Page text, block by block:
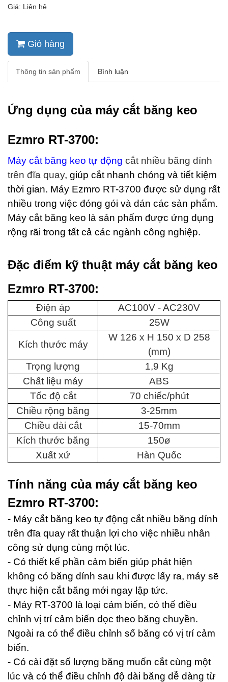
Giá: Liên hệ
Giỏ hàng
Thông tin sản phẩm Bình luận
Ứng dụng của máy cắt băng keo
Ezmro RT-3700:
Máy cắt băng keo tự động cắt nhiều băng dính
trên đĩa quay, giúp cắt nhanh chóng và tiết kiệm
thời gian. Máy Ezmro RT-3700 được sử dụng rất
nhiều trong việc đóng gói và dán các sản phẩm.
Máy cắt băng keo là sản phẩm được ứng dụng
rộng rãi trong tất cả các ngành công nghiệp.
Đặc điểm kỹ thuật máy cắt băng keo
Ezmro RT-3700:
Điện áp
AC100V - AC230V
Công suất
25W
Kích thước máy
W 126 x H 150 x D 258
(mm)
Trọng lượng
1,9 Kg
Chất liệu máy
ABS
Tốc độ cắt
70 chiếc/phút
Chiều rộng băng
3-25mm
Chiều dài cắt
15-70mm
Kích thước băng
150ø
Xuất xứ
Hàn Quốc
Tính năng của máy cắt băng keo
Ezmro RT-3700:
- Máy cắt băng keo tự động cắt nhiều băng dính
trên đĩa quay rất thuận lợi cho việc nhiều nhân
công sử dụng cùng một lúc.
- Có thiết kế phần cảm biến giúp phát hiện
không có băng dính sau khi được lấy ra, máy sẽ
thực hiện cắt băng mới ngay lập tức.
- Máy RT-3700 là loại cảm biến, có thể điều
chỉnh vị trí cảm biến dọc theo băng chuyền.
Ngoài ra có thể điều chỉnh số băng có vị trí cảm
biến.
- Có cài đặt số lượng băng muốn cắt cùng một
lúc và có thể điều chỉnh độ dài băng dễ dàng từ